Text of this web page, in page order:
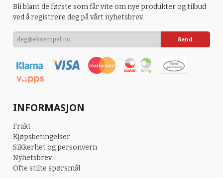
Bli blant de første som får vite om nye produkter og tilbud
ved å registrere deg på vårt nyhetsbrev.
INFORMASJON
Frakt
Kjøpsbetingelser
Sikkerhet og personvern
Nyhetsbrev
Ofte stilte spørsmål